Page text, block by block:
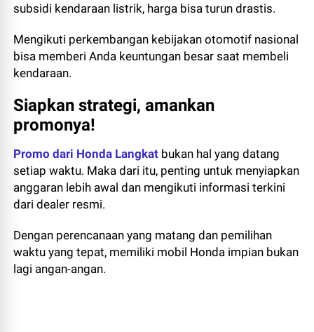
subsidi kendaraan listrik, harga bisa turun drastis.
Mengikuti perkembangan kebijakan otomotif nasional
bisa memberi Anda keuntungan besar saat membeli
kendaraan.
Siapkan strategi, amankan
promonya!
Promo dari Honda Langkat bukan hal yang datang
setiap waktu. Maka dari itu, penting untuk menyiapkan
anggaran lebih awal dan mengikuti informasi terkini
dari dealer resmi.
Dengan perencanaan yang matang dan pemilihan
waktu yang tepat, memiliki mobil Honda impian bukan
lagi angan-angan.